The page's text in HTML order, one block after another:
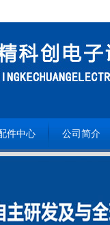
件中心 公司简介